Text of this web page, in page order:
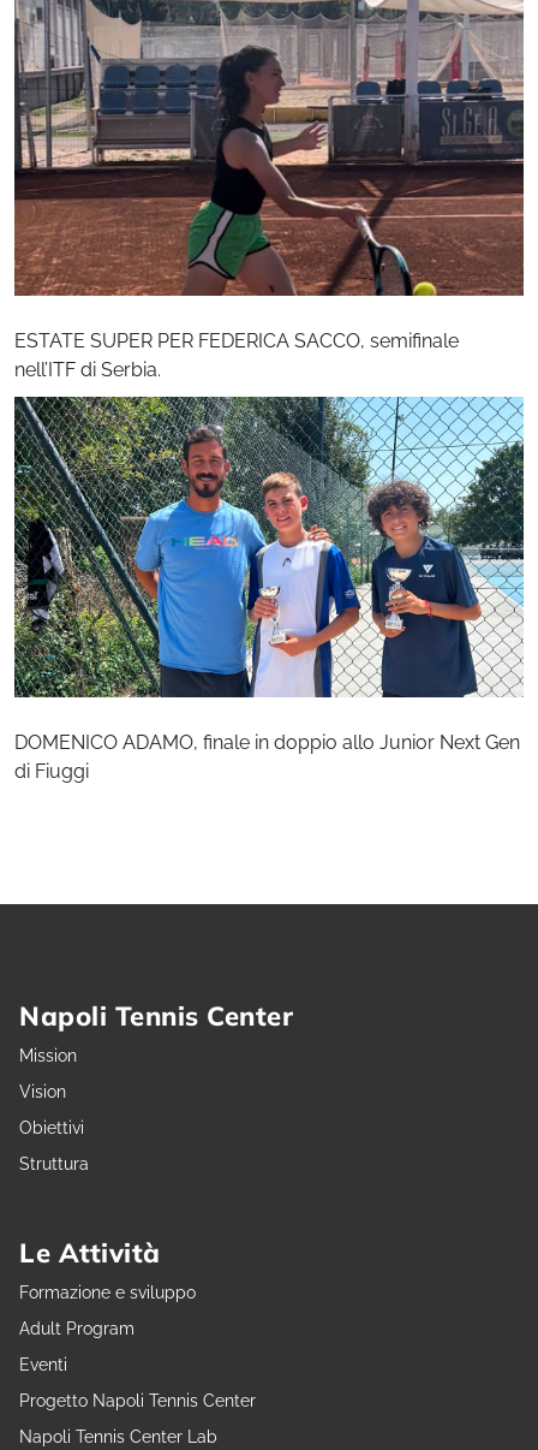
ESTATE SUPER PER FEDERICA SACCO, semifinale
nell’ITF di Serbia.
DOMENICO ADAMO, finale in doppio allo Junior Next Gen
di Fiuggi
Napoli Tennis Center
Mission
Vision
Obiettivi
Struttura
Le Attività
Formazione e sviluppo
Adult Program
Eventi
Progetto Napoli Tennis Center
Napoli Tennis Center Lab